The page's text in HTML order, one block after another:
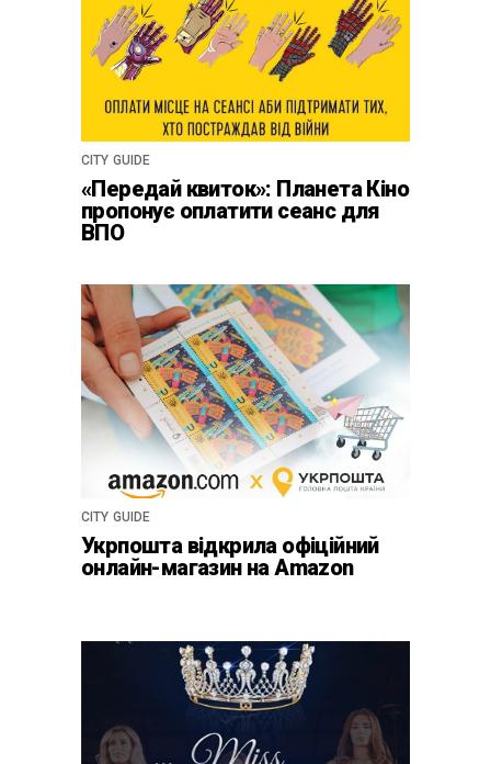
CITY GUIDE
«Передай квиток»: Планета Кіно
пропонує оплатити сеанс для
ВПО
CITY GUIDE
Укрпошта відкрила офіційний
онлайн-магазин на Amazon